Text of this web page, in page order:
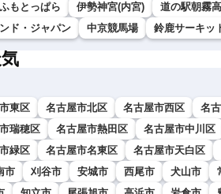
ふもとっぱら 伊勢神宮(内宮) 道の駅朝霧
ド・ジャパン 中京競馬場 鈴鹿サーキッ
東区 名古屋市北区 名古屋市西区 名
瑞穂区 名古屋市熱田区 名古屋市中川区
緑区 名古屋市名東区 名古屋市天白区
市 刈谷市 安城市 西尾市 犬山市